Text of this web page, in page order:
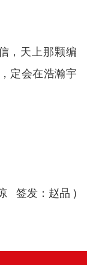
天上那颗编
定会在浩瀚宇
签发：赵品 )